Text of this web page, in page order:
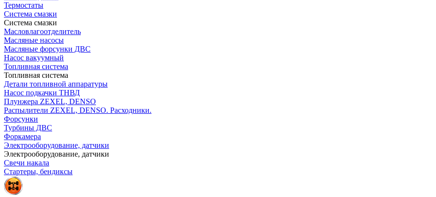
Термостаты
Система смазки
Система смазки
Масловлагоотделитель
Масляные насосы
Масляные форсунки ДВС
Насос вакуумный
Топливная система
Топливная система
Детали топливной аппаратуры
Насос подкачки ТНВД
Плунжера ZEXEL, DENSO
Распылители ZEXEL, DENSO. Расходники.
Форсунки
Турбины ДВС
Форкамера
Электрооборудование, датчики
Электрооборудование, датчики
Свечи накала
Стартеры, бендиксы